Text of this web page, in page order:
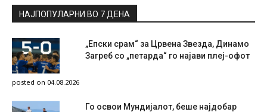
НАЈПОПУЛАРНИ ВО 7 ДЕНА
„Епски срам“ за Црвена Звезда, Динамо
Загреб со „петарда“ го најави плеј-офот
posted on 04.08.2026
Го освои Мундијалот, беше најдобар